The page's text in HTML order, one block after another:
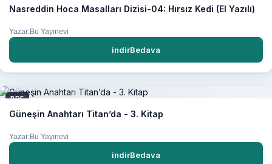
Nasreddin Hoca Masalları Dizisi-04: Hırsız Kedi (El Yazılı)
Yazar:Bu Yayınevi
indirBedava
PDF
Güneşin Anahtarı Titan’da - 3. Kitap
Yazar:Bu Yayınevi
indirBedava